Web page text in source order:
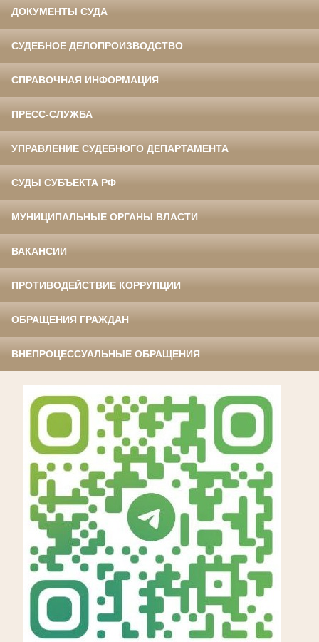
ДОКУМЕНТЫ СУДА
СУДЕБНОЕ ДЕЛОПРОИЗВОДСТВО
СПРАВОЧНАЯ ИНФОРМАЦИЯ
ПРЕСС-СЛУЖБА
УПРАВЛЕНИЕ СУДЕБНОГО ДЕПАРТАМЕНТА
СУДЫ СУБЪЕКТА РФ
МУНИЦИПАЛЬНЫЕ ОРГАНЫ ВЛАСТИ
ВАКАНСИИ
ПРОТИВОДЕЙСТВИЕ КОРРУПЦИИ
ОБРАЩЕНИЯ ГРАЖДАН
ВНЕПРОЦЕССУАЛЬНЫЕ ОБРАЩЕНИЯ